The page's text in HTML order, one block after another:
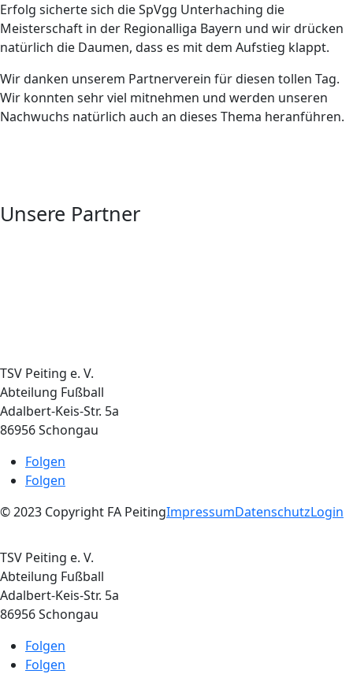
Erfolg sicherte sich die SpVgg Unterhaching die
Meisterschaft in der Regionalliga Bayern und wir drücken
natürlich die Daumen, dass es mit dem Aufstieg klappt.
Wir danken unserem Partnerverein für diesen tollen Tag.
Wir konnten sehr viel mitnehmen und werden unseren
Nachwuchs natürlich auch an dieses Thema heranführen.
Unsere Partner
TSV Peiting e. V.
Abteilung Fußball
Adalbert-Keis-Str. 5a
86956 Schongau
Folgen
Folgen
© 2023 Copyright FA PeitingImpressumDatenschutzLogin
TSV Peiting e. V.
Abteilung Fußball
Adalbert-Keis-Str. 5a
86956 Schongau
Folgen
Folgen